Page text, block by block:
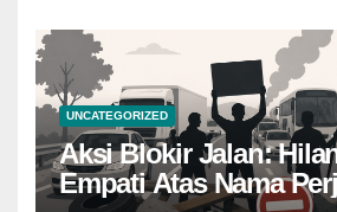
UNCATEGORIZED
Aksi Blokir Jalan:
Empati Atas Nama